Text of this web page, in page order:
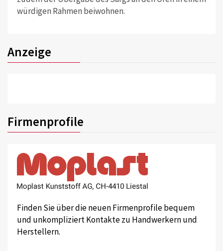
würdigen Rahmen beiwohnen.
Anzeige
Firmenprofile
Finden Sie über die neuen Firmenprofile bequem
und unkompliziert Kontakte zu Handwerkern und
Herstellern.